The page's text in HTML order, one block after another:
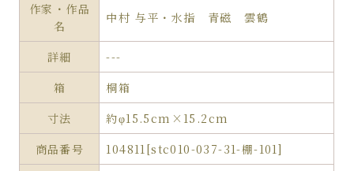
作家・作品
名
中村 与平・水指 青磁 雲鶴
詳細
---
箱
桐箱
寸法
約φ15.5cm×15.2cm
商品番号
104811[stc010-037-31-棚-101]